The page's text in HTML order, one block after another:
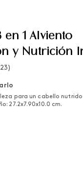
1 Alviento
y Nutrición
23)
para un cabello nutrido
27.2x7.90x10.0 cm.